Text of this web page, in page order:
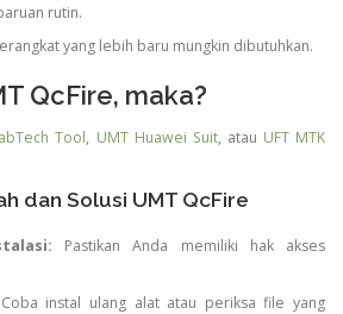
rutin.
yang lebih baru mungkin dibutuhkan.
QcFire, maka?
Tool, UMT Huawei Suit, atau UFT MTK
dan Solusi UMT QcFire
Pastikan Anda memiliki hak akses
Coba instal ulang alat atau periksa file yang